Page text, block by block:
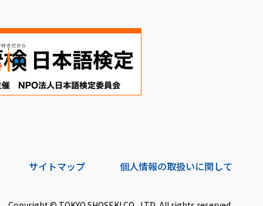
サイトマップ 個人情報の取扱いに関して